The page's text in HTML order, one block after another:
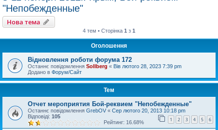
"Непобежденные"
Нова тема
4 тем • Сторінка 1 з 1
Оголошення
Відновлення роботи форума 172
Останнє повідомлення Sollberg « Вів лютого 28, 2023 7:39 pm
Додано в Форум/Сайт
Тем
Отчет мероприятия Бой-реквием "Непобежденные"
Останнє повідомлення GrebOV « Сер лютого 20, 2013 10:18 pm
Відповіді: 105 1 2 3 4 5 6
Рейтинг: 16.68%